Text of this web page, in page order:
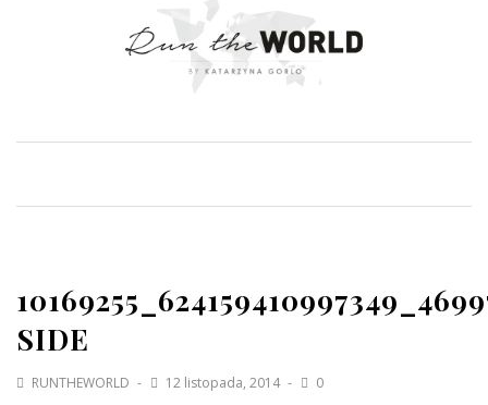
SIDE
RUNTHEWORLD 12 listopada, 2014 0